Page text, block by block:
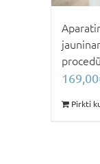
169,00
Pirkti